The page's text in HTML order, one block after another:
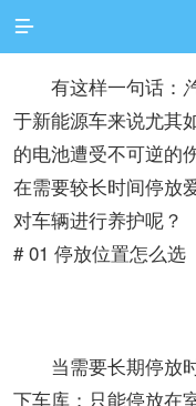

有这样一句话：
于新能源车来说尤其
的电池遭受不可逆的
在需要较长时间停放
对车辆进行养护呢？
# 01 停放位置怎么选
当需要长期停放
下车库；只能停放在